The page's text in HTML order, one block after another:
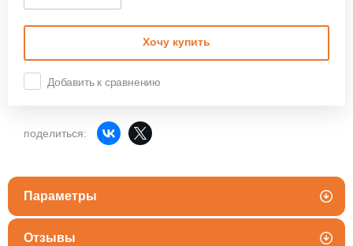
Хочу купить
Добавить к сравнению
поделиться:
Параметры
Отзывы